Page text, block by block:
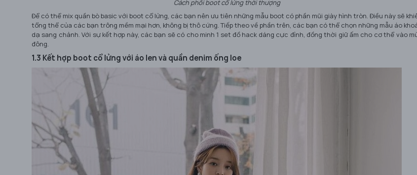
Cách phối boot cổ lửng thời thượng
Để có thể mix quần bò basic với boot cổ lửng, các bạn nên ưu tiên những mẫu boot có phần mũi giày hình tròn. Điều này sẽ
tổng thể của các bạn trông mềm mại hơn, không bị thô cứng. Tiếp theo về phần trên, các bạn có thể chọn những mẫu áo
dạ sang chảnh. Với sự kết hợp này, các bạn sẽ có cho minh 1 set đồ hack dáng cực đỉnh, đồng thời giữ ấm cho cơ thể vào
đông.
1.3 Kết hợp boot cổ lửng với áo len và quần denim ống loe